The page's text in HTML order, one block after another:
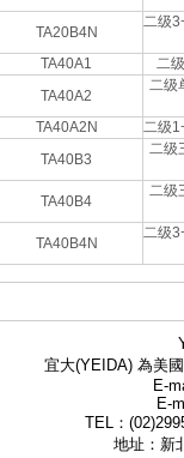
TA20B4N
二级
TA40A1
二
TA40A2
二级
TA40A2N
二级
TA40B3
二级
TA40B4
二级
TA40B4N
二级
宜大(YEIDA) 為美
E-
E-
TEL：
地址：新